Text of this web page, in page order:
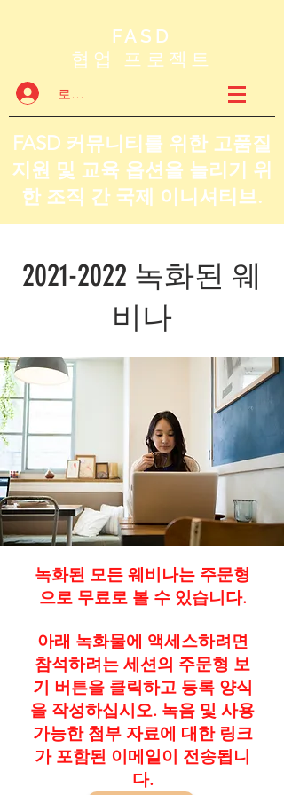
FASD
협업 프로젝트
로그인
FASD 커뮤니티를 위한 고품질
지원 및 교육 옵션을 늘리기 위
한 조직 간 국제 이니셔티브.
2021-2022 녹화된 웨
비나
녹화된 모든 웨비나는 주문형
으로 무료로 볼 수 있습니다.
아래 녹화물에 액세스하려면
참석하려는 세션의 주문형 보
기 버튼을 클릭하고 등록 양식
을 작성하십시오. 녹음 및 사용
가능한 첨부 자료에 대한 링크
가 포함된 이메일이 전송됩니
다.